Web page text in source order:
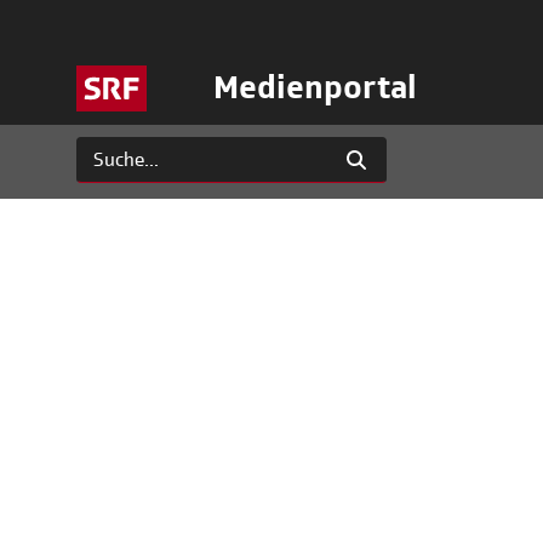
Medienportal